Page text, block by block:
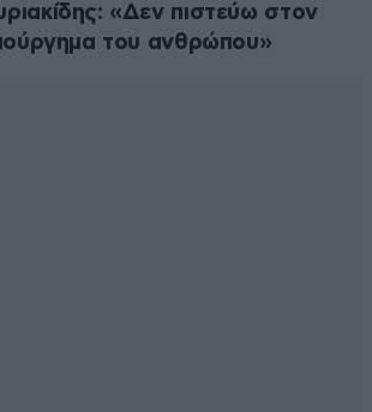
«Δεν πιστεύω στον
του ανθρώπου»